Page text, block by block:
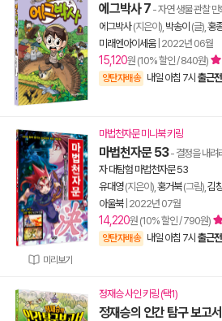
에그박사 7 - 자연 생물 관찰 만
에그박사(지은이), 박송이 (글), 홍
미래엔아이세움| 2022년 06월
15,120원 (10% 할인 / 840원)
양탄자배송 내일 아침 7시 출근
미리보기
마법천자문 미니북 키링
마법천자문 53- 결정을 내려
자 대탐험 마법천자문 53
유대영(지은이), 홍거북(그림), 김
아울북| 2022년 07월
14,220원 (10% 할인 / 790원)
양탄자배송 내일 아침 7시 출근
정재승 사인 키링 (택1)
정재승의 인간 탐구 보고